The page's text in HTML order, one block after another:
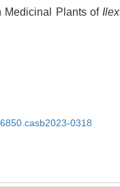
Medicinal Plants of Ilex
0318